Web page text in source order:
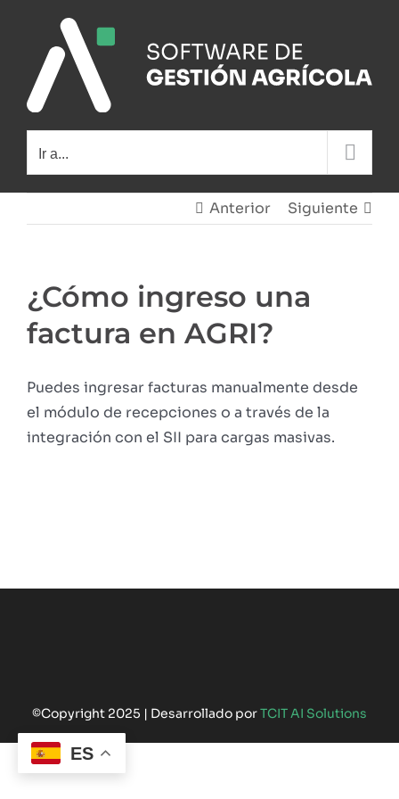
contenido
Ir a...
Anterior Siguiente
¿Cómo ingreso una
factura en AGRI?
Puedes ingresar facturas manualmente desde
el módulo de recepciones o a través de la
integración con el SII para cargas masivas.
©Copyright 2025 | Desarrollado porTCIT AI Solutions
ES